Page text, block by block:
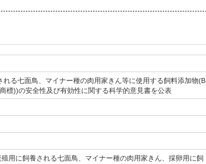
る七面鳥、マイナー種の肉用家きん等に使用する飼料添加物(B
標))の安全性及び有効性に関する科学的意見書を公表
用に飼養される七面鳥、マイナー種の肉用家きん、採卵用に飼